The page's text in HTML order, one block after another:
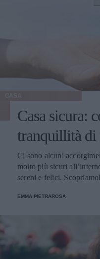
Casa sicura:
tranquillità di
Ci sono alcuni
molto più sicuri
sereni e felici.
EMMA PIETRAROSA